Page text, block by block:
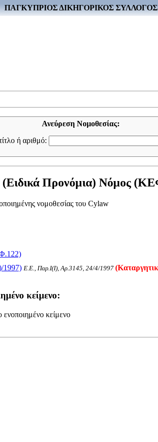
ΠΑΓΚΥΠΡΙΟΣ ΔΙΚΗΓΟΡΙΚΟΣ ΣΥΛΛΟΓΟΣ
Ανεύρεση Νομοθεσίας:
ή αριθμό:
(Ειδικά Προνόμια) Νόμος
νομοθεσίας του Cylaw
1997) Ε.Ε., Παρ.Ι(I), Αρ.3145, 24/4/1997
κείμενο:
κείμενο